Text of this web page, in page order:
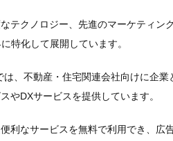
テクノロジー、先進のマーケティン
特化して展開しています。
は、不動産・住宅関連会社向けに企
やDXサービスを提供しています。
利なサービスを無料で利用でき、広